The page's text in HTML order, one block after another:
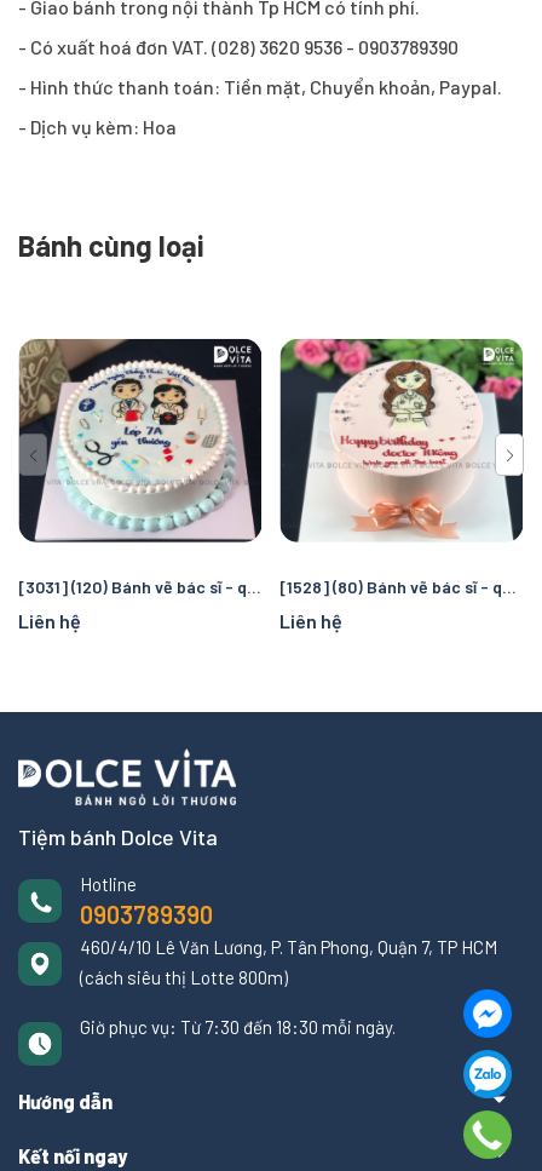
- Giao bánh trong nội thành Tp HCM có tính phí.
- Có xuất hoá đơn VAT. (028) 3620 9536 - 0903789390
- Hình thức thanh toán: Tiền mặt, Chuyển khoản, Paypal.
- Dịch vụ kèm: Hoa
Bánh cùng loại
[3031] (120) Bánh vẽ bác sĩ - quà tặng cho người làm ngành Y.
Liên hệ
[1528] (80) Bánh vẽ bác sĩ - quà tặng cho người làm ngành Y.
Liên hệ
Tiệm bánh Dolce Vita
Hotline
0903789390
460/4/10 Lê Văn Lương, P. Tân Phong, Quận 7, TP HCM
(cách siêu thị Lotte 800m)
Giờ phục vụ: Từ 7:30 đến 18:30 mỗi ngày.
Hướng dẫn
Kết nối ngay